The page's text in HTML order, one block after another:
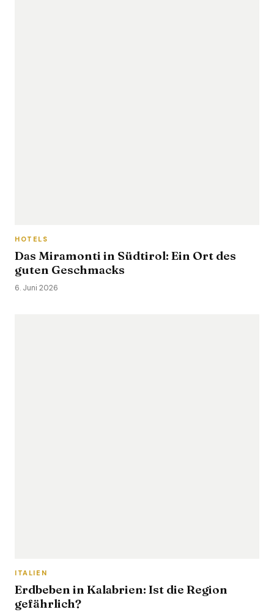
HOTELS
Das Miramonti in Südtirol: Ein Ort des
guten Geschmacks
6. Juni 2026
ITALIEN
Erdbeben in Kalabrien: Ist die Region
gefährlich?